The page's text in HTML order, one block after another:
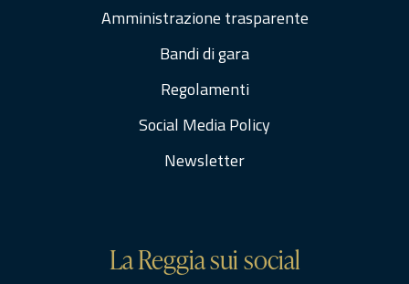
Amministrazione trasparente
Bandi di gara
Regolamenti
Social Media Policy
Newsletter
La Reggia sui social